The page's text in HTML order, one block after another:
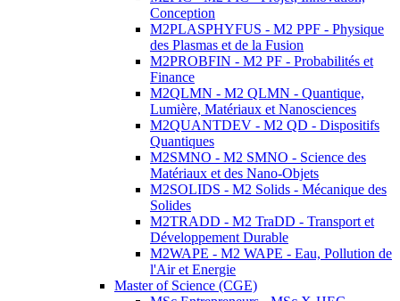
Conception
M2PLASPHYFUS - M2 PPF - Physique
des Plasmas et de la Fusion
M2PROBFIN - M2 PF - Probabilités et
Finance
M2QLMN - M2 QLMN - Quantique,
Lumière, Matériaux et Nanosciences
M2QUANTDEV - M2 QD - Dispositifs
Quantiques
M2SMNO - M2 SMNO - Science des
Matériaux et des Nano-Objets
M2SOLIDS - M2 Solids - Mécanique des
Solides
M2TRADD - M2 TraDD - Transport et
Développement Durable
M2WAPE - M2 WAPE - Eau, Pollution de
l'Air et Energie
Master of Science (CGE)